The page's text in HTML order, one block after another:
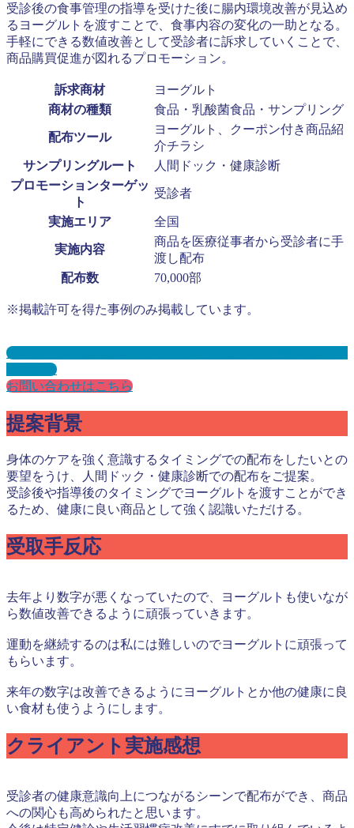
受診後の食事管理の指導を受けた後に腸内環境改善が見込め
るヨーグルトを渡すことで、食事内容の変化の一助となる。
手軽にできる数値改善として受診者に訴求していくことで、
商品購買促進が図れるプロモーション。
訴求商材
ヨーグルト
商材の種類
食品・乳酸菌食品・サンプリング
配布ツール
ヨーグルト、クーポン付き商品紹
介チラシ
サンプリングルート
人間ドック・健康診断
プロモーションターゲッ
ト
受診者
実施エリア 全国
実施内容
商品を医療従事者から受診者に手
渡し配布
配布数
70,000部
※掲載許可を得た事例のみ掲載しています。
人間ドック・健康診断サンプリングとは？メリット３選と事
例を紹介
お問い合わせはこちら
提案背景
身体のケアを強く意識するタイミングでの配布をしたいとの
要望をうけ、人間ドック・健康診断での配布をご提案。
受診後や指導後のタイミングでヨーグルトを渡すことができ
るため、健康に良い商品として強く認識いただける。
受取手反応
去年より数字が悪くなっていたので、ヨーグルトも使いなが
ら数値改善できるように頑張っていきます。
運動を継続するのは私には難しいのでヨーグルトに頑張って
もらいます。
来年の数字は改善できるようにヨーグルトとか他の健康に良
い食材も使うようにします。
クライアント実施感想
受診者の健康意識向上につながるシーンで配布ができ、商品
への関心も高められたと思います。